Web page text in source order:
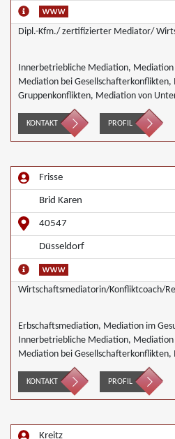
Dipl.-Kfm./ zertifizierter Mediator/
Innerbetriebliche Mediation,
Mediation bei Gesellschafterkonflikten,
Gruppenkonflikten, Mediation von
Wirtschaftsmediation
KONTAKT PROFIL
Frisse
Brid Karen
40547
Düsseldorf
Wirtschaftsmediatorin/Konfliktcoach/
Erbschaftsmediation, Mediation im
Innerbetriebliche Mediation,
Mediation bei
Bereich, Mediation bei Team- und
Unternehmensnachfolgen, Mediation
Nachbarschaftsmediation,
KONTAKT PROFIL
Kreitz